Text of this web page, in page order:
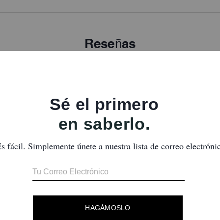
Reseñas
obtener más información sobre cómo verificamos nuestras reseñas, lee más